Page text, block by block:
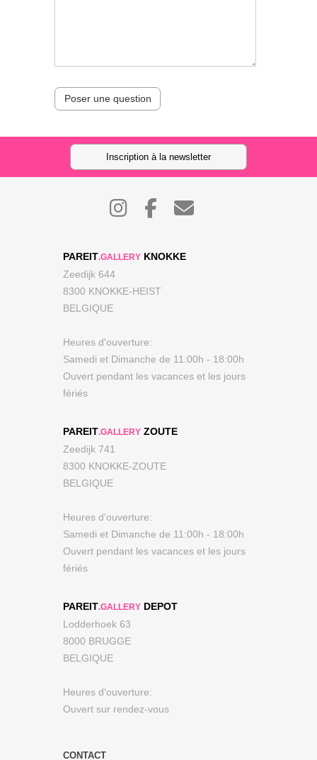
Poser une question
Inscription à la newsletter
PAREIT.GALLERY KNOKKE
Zeedijk 644
8300 KNOKKE-HEIST
BELGIQUE
Heures d'ouverture:
Samedi et Dimanche de 11:00h - 18:00h
Ouvert pendant les vacances et les jours
fériés
PAREIT.GALLERY ZOUTE
Zeedijk 741
8300 KNOKKE-ZOUTE
BELGIQUE
Heures d'ouverture:
Samedi et Dimanche de 11:00h - 18:00h
Ouvert pendant les vacances et les jours
fériés
PAREIT.GALLERY DEPOT
Lodderhoek 63
8000 BRUGGE
BELGIQUE
Heures d'ouverture:
Ouvert sur rendez-vous
CONTACT